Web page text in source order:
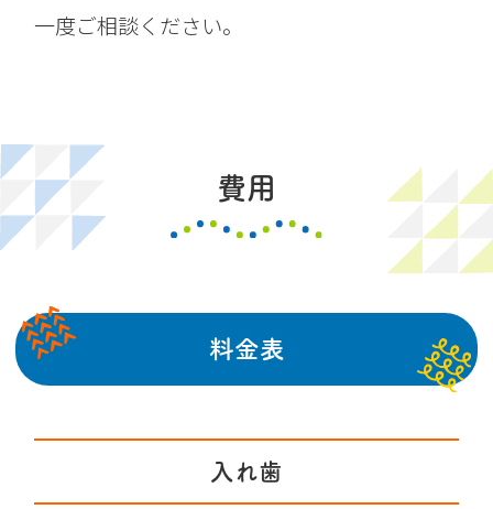
一度ご相談ください。
費用
料金表
入れ歯